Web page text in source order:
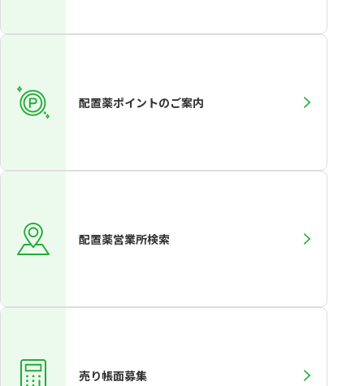
配置薬ポイントのご案内
配置薬営業所検索
売り帳面募集